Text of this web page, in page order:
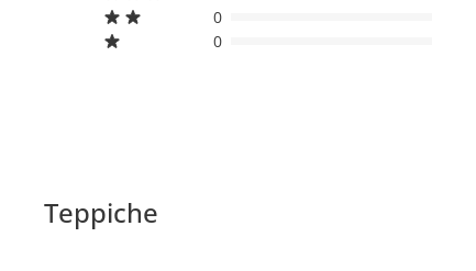
0
0
Teppiche